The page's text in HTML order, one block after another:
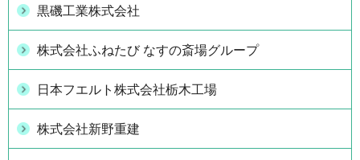
黒磯工業株式会社
株式会社ふねたび なすの斎場グループ
日本フエルト株式会社栃木工場
株式会社新野重建